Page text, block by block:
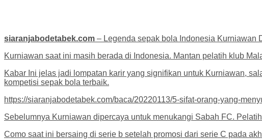
siaranjabodetabek.com – Legenda sepak bola Indonesia Kurniawan
Kurniawan saat ini masih berada di Indonesia. Mantan pelatih klub
Kabar Ini jelas jadi lompatan karir yang signifikan untuk Kurniawan,
kompetisi sepak bola terbaik.
https://siaranjabodetabek.com/baca/20220113/5-sifat-orang-yang-
Sebelumnya Kurniawan dipercaya untuk menukangi Sabah FC.
Como saat ini bersaing di serie b setelah promosi dari serie C pada